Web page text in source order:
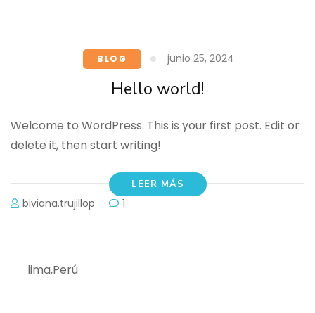
BLOG junio 25, 2024
Hello world!
Welcome to WordPress. This is your first post. Edit or
delete it, then start writing!
LEER MÁS
biviana.trujillop 1
lima,Perú